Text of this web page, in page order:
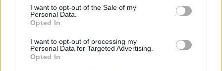
consent section.
I want to opt-out of the Sale of my
Personal Data.
Opted In
I want to opt-out of processing my
Personal Data for Targeted Advertising.
Opted In
NEWS